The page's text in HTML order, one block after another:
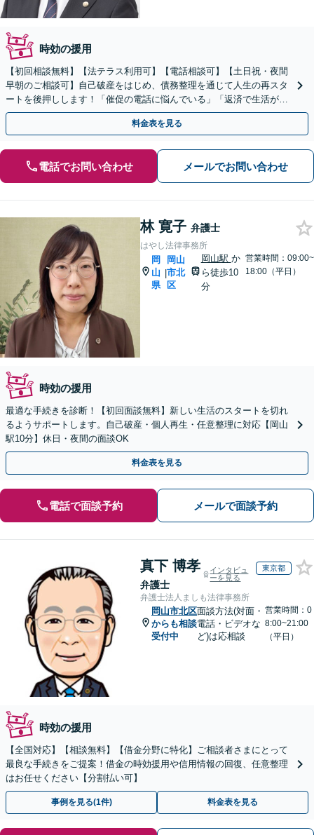
時効の援用
【初回相談無料】【法テラス利用可】【電話相談可】【土日祝・夜間
早朝のご相談可】自己破産をはじめ、債務整理を通じて人生の再スタ
ートを後押しします！「催促の電話に悩んでいる」「返済で生活が苦
しい」等、借金でお困りの方を全力でサポートします。
料金表を見る
電話でお問い合わせ メールでお問い合わせ
林 寛子 弁護士
はやし法律事務所
岡
山
県
|
岡山
市北
区
岡山駅 か
ら徒歩10
分
営業時間：09:00~
18:00（平日）
時効の援用
最適な手続きを診断！【初回面談無料】新しい生活のスタートを切れ
るようサポートします。自己破産・個人再生・任意整理に対応【岡山
駅10分】休日・夜間の面談OK
料金表を見る
電話で面談予約 メールで面談予約
真下 博孝
弁護士
インタビュ
ーを見る
東京都
弁護士法人ましも法律事務所
岡山市北区
からも相談
受付中
面談方法(対面・
電話・ビデオな
ど)は応相談
営業時間：0
8:00~21:00
（平日）
時効の援用
【全国対応】【相談無料】【借金分野に特化】ご相談者さまにとって
最良な手続きをご提案！借金の時効援用や信用情報の回復、任意整理
はお任せください【分割払い可】
事例を見る(1件) 料金表を見る